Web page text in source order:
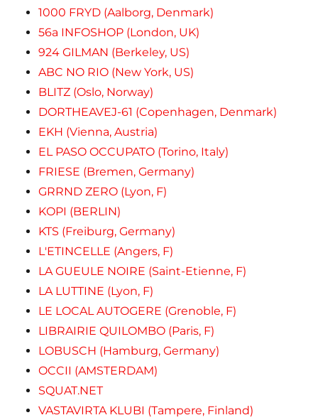
1000 FRYD (Aalborg, Denmark)
56a INFOSHOP (London, UK)
924 GILMAN (Berkeley, US)
ABC NO RIO (New York, US)
BLITZ (Oslo, Norway)
DORTHEAVEJ-61 (Copenhagen, Denmark)
EKH (Vienna, Austria)
EL PASO OCCUPATO (Torino, Italy)
FRIESE (Bremen, Germany)
GRRND ZERO (Lyon, F)
KOPI (BERLIN)
KTS (Freiburg, Germany)
L'ETINCELLE (Angers, F)
LA GUEULE NOIRE (Saint-Etienne, F)
LA LUTTINE (Lyon, F)
LE LOCAL AUTOGERE (Grenoble, F)
LIBRAIRIE QUILOMBO (Paris, F)
LOBUSCH (Hamburg, Germany)
OCCII (AMSTERDAM)
SQUAT.NET
VASTAVIRTA KLUBI (Tampere, Finland)